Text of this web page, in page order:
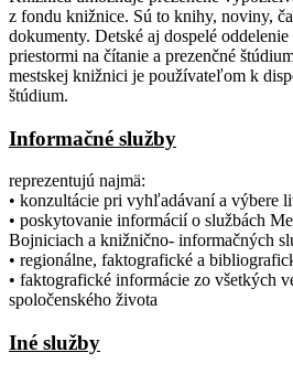
z fondu knižnice. Sú to knihy, noviny,
dokumenty. Detské aj dospelé
priestormi na čítanie a prezenčné
mestskej knižnici je používateľom k
štúdium.
Informačné služby
reprezentujú najmä:
• konzultácie pri vyhľadávaní a výbere
• poskytovanie informácií o službách
Bojniciach a knižnično- informačných
• regionálne, faktografické a
• faktografické informácie zo všetkých
spoločenského života
Iné služby